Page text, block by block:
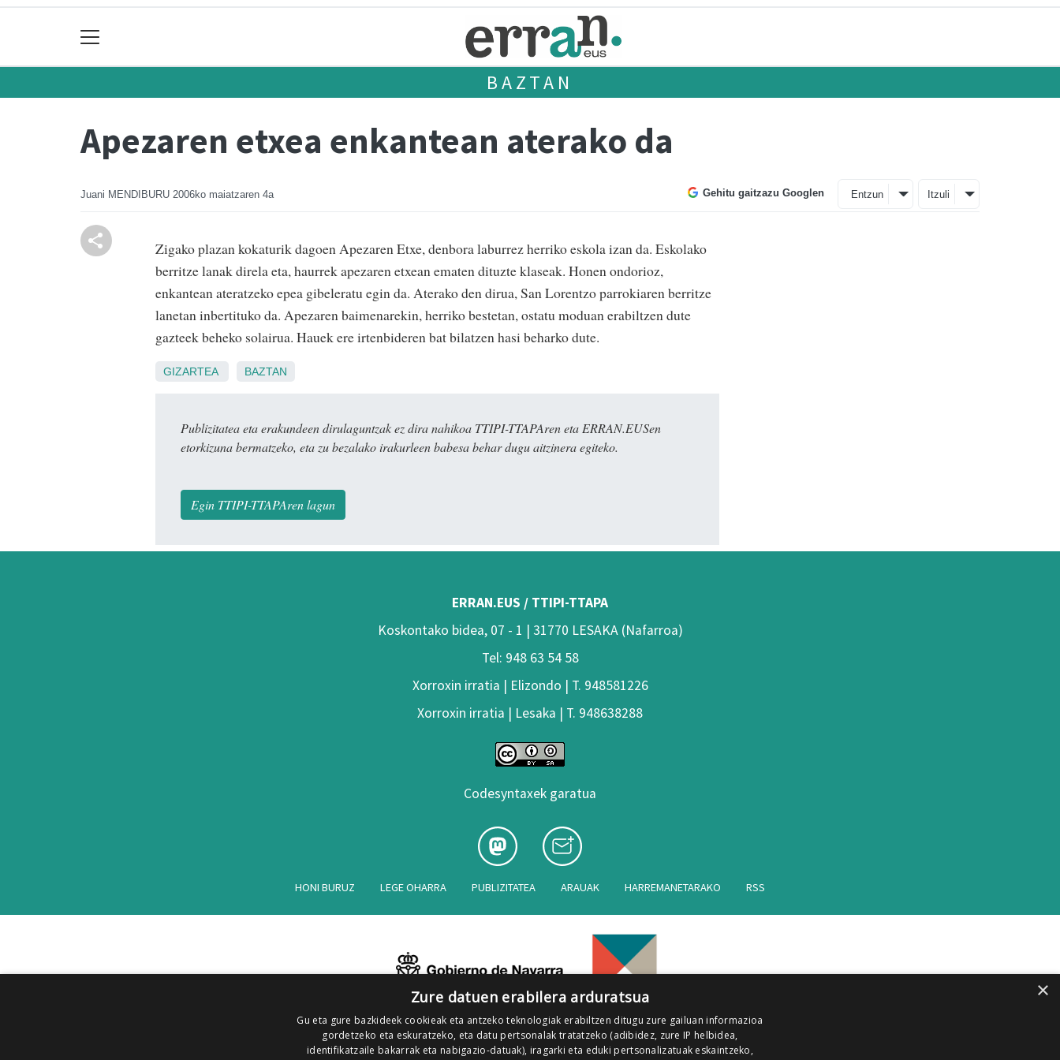
BAZTAN
Apezaren etxea enkantean aterako da
Juani MENDIBURU 2006ko maiatzaren 4a Gehitu gaitzazu Googlen Entzun Itzuli
Zigako plazan kokaturik dagoen Apezaren Etxe, denbora laburrez herriko eskola izan da. Eskolako
berritze lanak direla eta, haurrek apezaren etxean ematen dituzte klaseak. Honen ondorioz,
enkantean ateratzeko epea gibeleratu egin da. Aterako den dirua, San Lorentzo parrokiaren berritze
lanetan inbertituko da. Apezaren baimenarekin, herriko bestetan, ostatu moduan erabiltzen dute
gazteek beheko solairua. Hauek ere irtenbideren bat bilatzen hasi beharko dute.
GIZARTEA BAZTAN
Publizitatea eta erakundeen dirulaguntzak ez dira nahikoa TTIPI-TTAPAren eta ERRAN.EUSen
etorkizuna bermatzeko, eta zu bezalako irakurleen babesa behar dugu aitzinera egiteko.
Egin TTIPI-TTAPAren lagun
ERRAN.EUS / TTIPI-TTAPA
Koskontako bidea, 07 - 1 | 31770 LESAKA (Nafarroa)
Tel: 948 63 54 58
Xorroxin irratia | Elizondo | T. 948581226
Xorroxin irratia | Lesaka | T. 948638288
Codesyntaxek garatua
HONI BURUZ LEGE OHARRA PUBLIZITATEA ARAUAK HARREMANETARAKO RSS
×
Zure datuen erabilera arduratsua
Gu eta gure bazkideek cookieak eta antzeko teknologiak erabiltzen ditugu zure gailuan informazioa
gordetzeko eta eskuratzeko, eta datu pertsonalak tratatzeko (adibidez, zure IP helbidea,
identifikatzaile bakarrak eta nabigazio-datuak), iragarki eta eduki pertsonalizatuak eskaintzeko,